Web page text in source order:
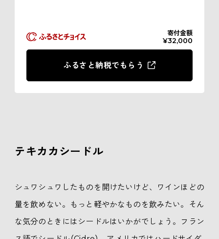
寄付金額
¥32,000
ふるさと納税でもらう
テキカカシードル
シュワシュワしたものを開けたいけど、ワインほどの
量を飲めない。もっと軽やかなものを飲みたい。そん
な気分のときにはシードルはいかがでしょう。フラン